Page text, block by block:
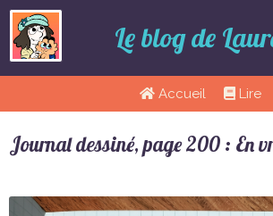
Le blog de
Accueil Lire
Journal dessiné, page 200 : En